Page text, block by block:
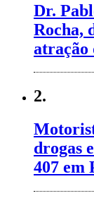
Dr.
Rocha,
atração
2.
drogas
407 em